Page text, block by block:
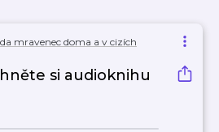
mravenec doma a v cizích
si audioknihu